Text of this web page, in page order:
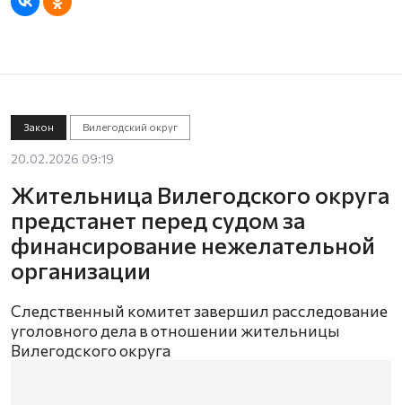
Закон Вилегодский округ
20.02.2026 09:19
Жительница Вилегодского округа
предстанет перед судом за
финансирование нежелательной
организации
Следственный комитет завершил расследование
уголовного дела в отношении жительницы
Вилегодского округа